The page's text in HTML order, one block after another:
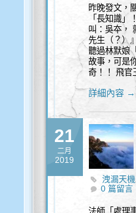
昨晚發文，
「長知識
叫：吳夲，
先生（？）
聽過林默娘
故事，可是
奇！！ 飛官
詳細內容 →
21
二月
2019
洩漏天機
0 篇留言